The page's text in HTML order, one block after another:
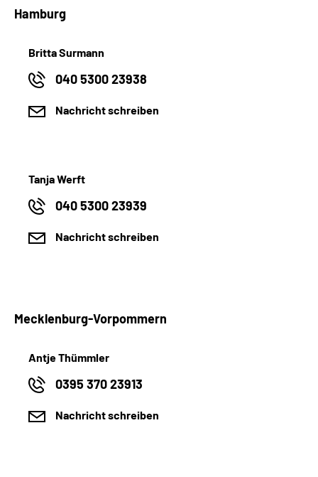
Hamburg
Britta Surmann
040 5300 23938
Nachricht schreiben
Tanja Werft
040 5300 23939
Nachricht schreiben
Mecklenburg-Vorpommern
Antje Thümmler
0395 370 23913
Nachricht schreiben